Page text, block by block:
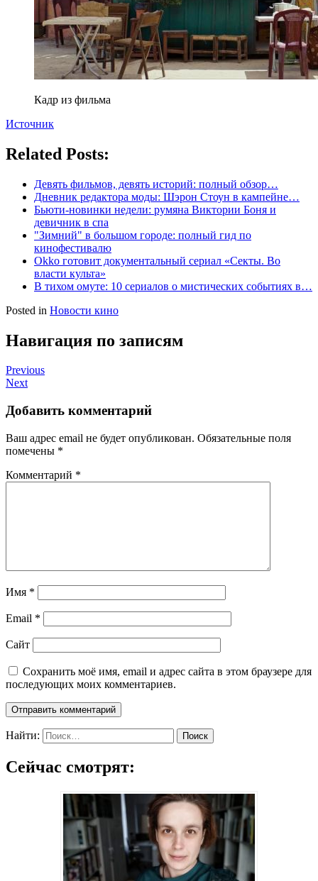
Кадр из фильма
Источник
Related Posts:
Девять фильмов, девять историй: полный обзор…
Дневник редактора моды: Шэрон Стоун в кампейне…
Бьюти-новинки недели: румяна Виктории Боня и
девичник в спа
"Зимний" в большом городе: полный гид по
кинофестивалю
Okko готовит документальный сериал «Секты. Во
власти культа»
В тихом омуте: 10 сериалов о мистических событиях в…
Posted in Новости кино
Навигация по записям
Previous
Next
Добавить комментарий
Ваш адрес email не будет опубликован. Обязательные поля
помечены *
Комментарий *
Имя *
Email *
Сайт
Сохранить моё имя, email и адрес сайта в этом браузере для
последующих моих комментариев.
Найти:
Сейчас смотрят: